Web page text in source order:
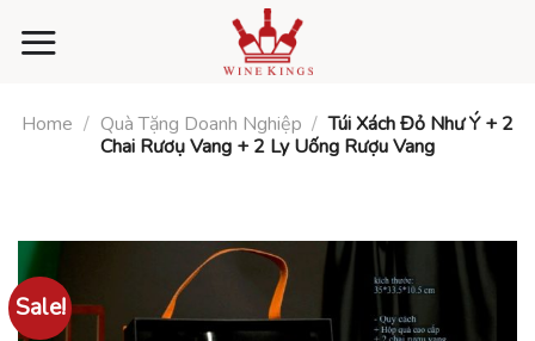
Home / Quà Tặng Doanh Nghiệp / Túi Xách Đỏ Như Ý + 2
Chai Rươụ Vang + 2 Ly Uống Rượu Vang
Sale!